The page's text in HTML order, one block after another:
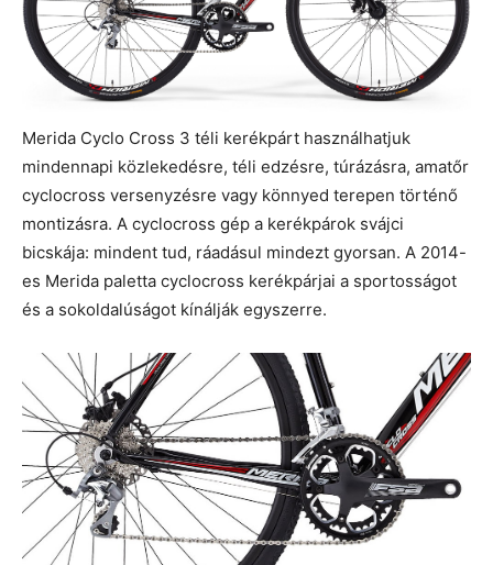
Merida Cyclo Cross 3 téli kerékpárt használhatjuk
mindennapi közlekedésre, téli edzésre, túrázásra, amatőr
cyclocross versenyzésre vagy könnyed terepen történő
montizásra. A cyclocross gép a kerékpárok svájci
bicskája: mindent tud, ráadásul mindezt gyorsan. A 2014-
es Merida paletta cyclocross kerékpárjai a sportosságot
és a sokoldalúságot kínálják egyszerre.